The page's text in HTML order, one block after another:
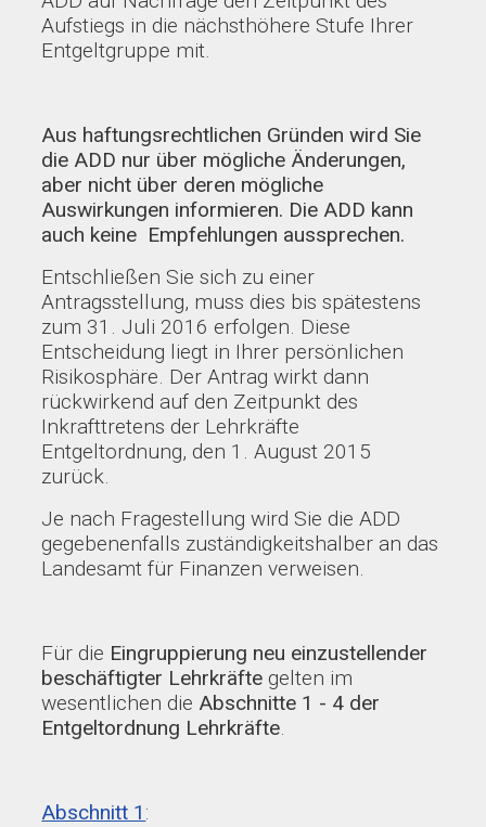
Aufstiegs in die nächsthöhere Stufe Ihrer
Entgeltgruppe mit.
Aus haftungsrechtlichen Gründen wird Sie
die ADD nur über mögliche Änderungen,
aber nicht über deren mögliche
Auswirkungen informieren. Die ADD kann
auch keine Empfehlungen aussprechen.
Entschließen Sie sich zu einer
Antragsstellung, muss dies bis spätestens
zum 31. Juli 2016 erfolgen. Diese
Entscheidung liegt in Ihrer persönlichen
Risikosphäre. Der Antrag wirkt dann
rückwirkend auf den Zeitpunkt des
Inkrafttretens der Lehrkräfte
Entgeltordnung, den 1. August 2015
zurück.
Je nach Fragestellung wird Sie die ADD
gegebenenfalls zuständigkeitshalber an das
Landesamt für Finanzen verweisen.
Für die Eingruppierung neu einzustellender
beschäftigter Lehrkräfte gelten im
wesentlichen die Abschnitte 1 - 4 der
Entgeltordnung Lehrkräfte.
Abschnitt 1 :